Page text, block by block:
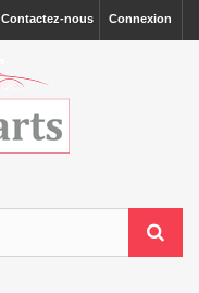
Connexion
Contactez-nous